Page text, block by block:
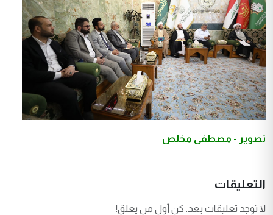
تصوير - مصطفى مخلص
التعليقات
لا توجد تعليقات بعد. كن أول من يعلق!